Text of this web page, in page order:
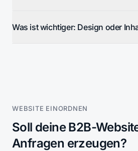
Was ist wichtiger: Design oder
WEBSITE EINORDNEN
Soll deine B2B-
Anfragen erzeugen?